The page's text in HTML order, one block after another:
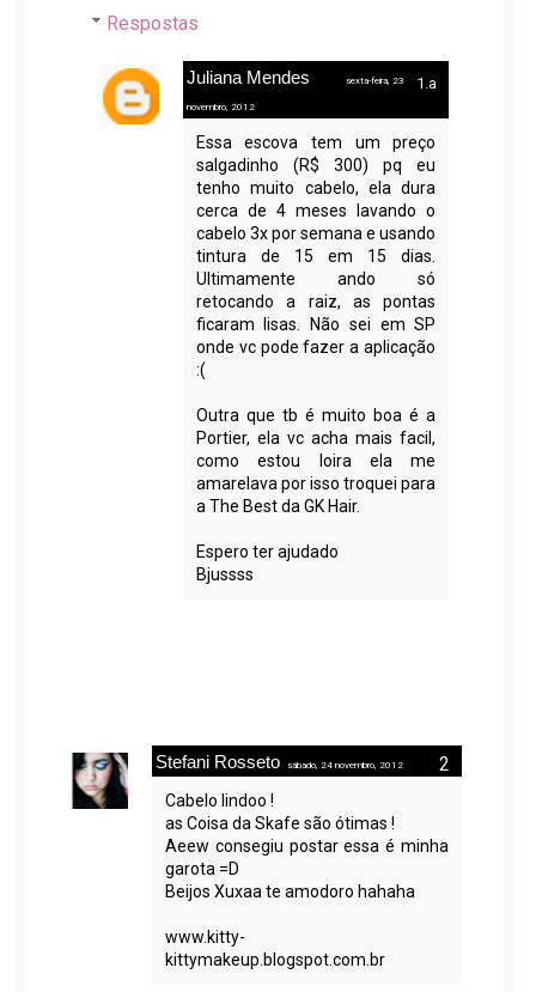
Respostas
Juliana Mendes sexta-feira, 23
novembro, 2012
Essa escova tem um preço
salgadinho (R$ 300) pq eu
tenho muito cabelo, ela dura
cerca de 4 meses lavando o
cabelo 3x por semana e usando
tintura de 15 em 15 dias.
Ultimamente ando só
retocando a raiz, as pontas
ficaram lisas. Não sei em SP
onde vc pode fazer a aplicação
:(
Outra que tb é muito boa é a
Portier, ela vc acha mais facil,
como estou loira ela me
amarelava por isso troquei para
a The Best da GK Hair.
Espero ter ajudado
Bjussss
Stefani Rosseto sábado, 24 novembro, 2012
Cabelo lindoo !
as Coisa da Skafe são ótimas !
Aeew consegiu postar essa é minha
garota =D
Beijos Xuxaa te amodoro hahaha
www.kitty-
kittymakeup.blogspot.com.br